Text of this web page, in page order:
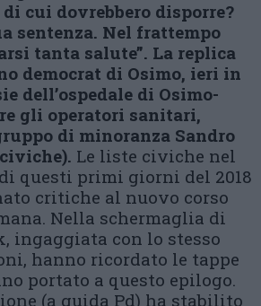
di cui dovrebbero disporre?
sentenza. Nel frattempo
tanta salute”. La replica
democrat di Osimo, ieri in
dell’ospedale di Osimo-
gli operatori sanitari,
di minoranza Sandro
Le liste civiche nel
questi primi giorni del 2018
critiche al nuovo corso
Nella schermaglia di
ingaggiata con lo stesso
hanno ricordato le tappe
portato a questo epilogo.
(a guida Pd) ha stabilito